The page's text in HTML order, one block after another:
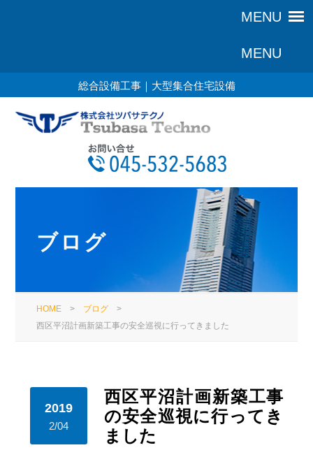
総合設備工事｜大型集合住宅設備
ブログ
HOME > ブログ >
西区平沼計画新築工事の安全巡視に行ってきました
2019
2/04
西区平沼計画新築工事
の安全巡視に行ってき
ました